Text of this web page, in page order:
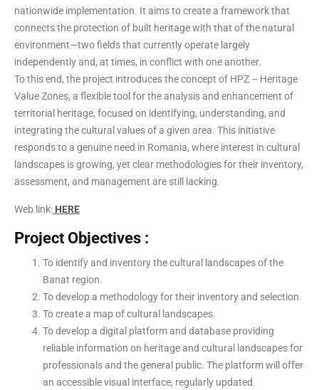
nationwide implementation. It aims to create a framework that
connects the protection of built heritage with that of the natural
environment—two fields that currently operate largely
independently and, at times, in conflict with one another.
To this end, the project introduces the concept of HPZ – Heritage
Value Zones, a flexible tool for the analysis and enhancement of
territorial heritage, focused on identifying, understanding, and
integrating the cultural values of a given area. This initiative
responds to a genuine need in Romania, where interest in cultural
landscapes is growing, yet clear methodologies for their inventory,
assessment, and management are still lacking.
Web link: HERE
Project Objectives :
To identify and inventory the cultural landscapes of the
Banat region.
To develop a methodology for their inventory and selection.
To create a map of cultural landscapes.
To develop a digital platform and database providing
reliable information on heritage and cultural landscapes for
professionals and the general public. The platform will offer
an accessible visual interface, regularly updated